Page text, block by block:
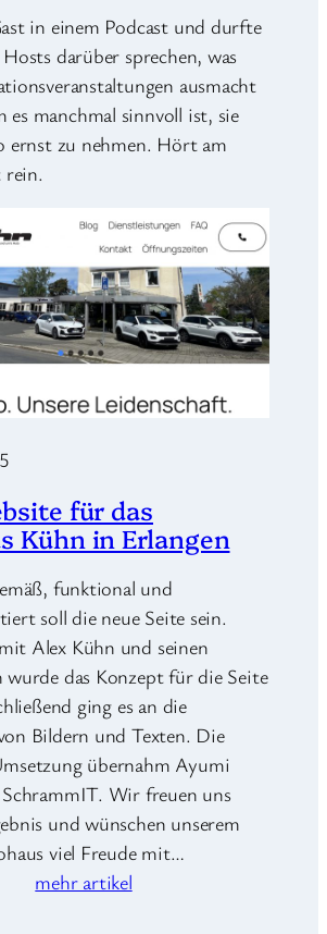
in einem Podcast und durfte
darüber sprechen, was
ausmacht
es manchmal sinnvoll ist, sie
ernst zu nehmen. Hört am
rein.
für das
Kühn in Erlangen
funktional und
soll die neue Seite sein.
Alex Kühn und seinen
das Konzept für die Seite
ging es an die
Bildern und Texten. Die
übernahm Ayumi
Wir freuen uns
und wünschen unserem
viel Freude mit…
mehr artikel